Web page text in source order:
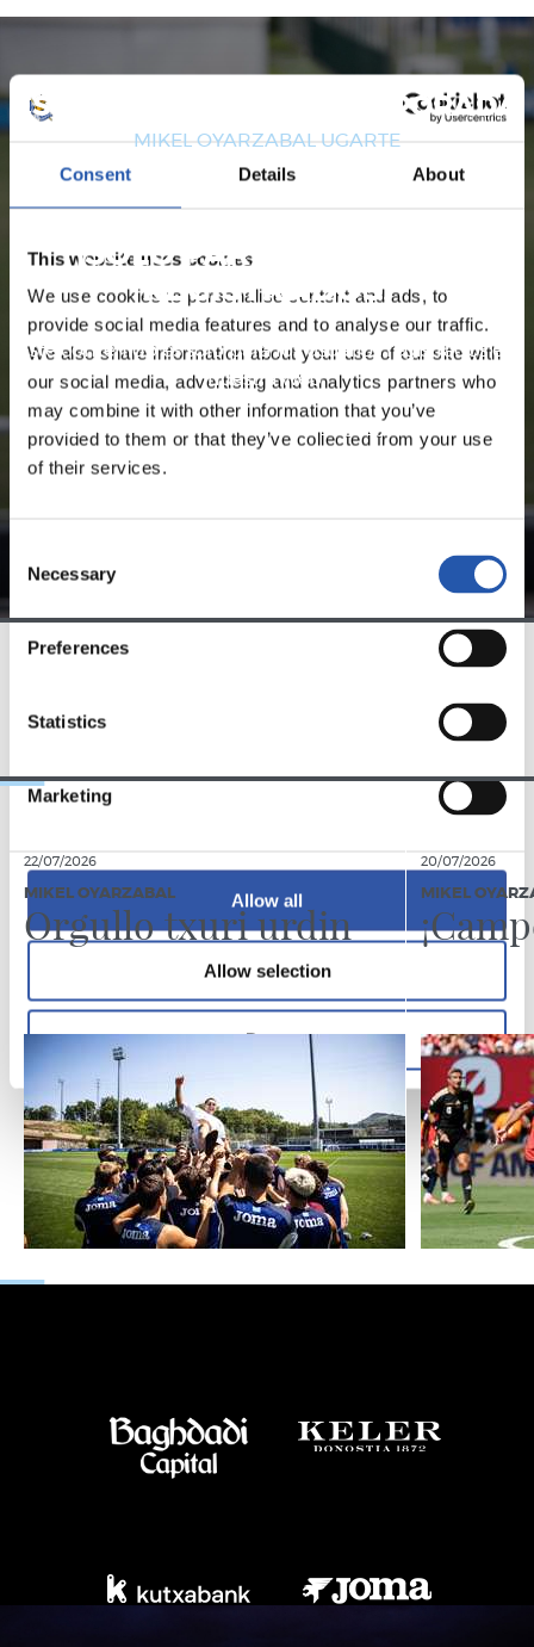
Consent Details About
This website uses cookies
We use cookies to personalise content and ads, to
provide social media features and to analyse our traffic.
We also share information about your use of our site with
our social media, advertising and analytics partners who
may combine it with other information that you’ve
provided to them or that they’ve collected from your use
of their services.
Selection
Necessary
Preferences
Statistics
Marketing
Allow all
Allow selection
Deny
ESTADÍSTICAS DE LA TEMPORADA
MIKEL OYARZABAL UGARTE
¡SOLO PARA USUARIOS
REGISTRADOS!
Este contenido es solo para los usuarios registrados en
nuestra web.
Regístrate haciendo clic en el
y disfruta de
contenido exclusivo para ti.
22/07/2026
MIKEL OYARZABAL
Orgullo txuri urdin
20/07/2026
MIKEL